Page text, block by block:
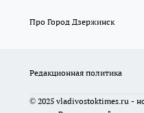
Про Город Дзержинск
Редакционная политика
© 2025 vladivostoktimes.ru -